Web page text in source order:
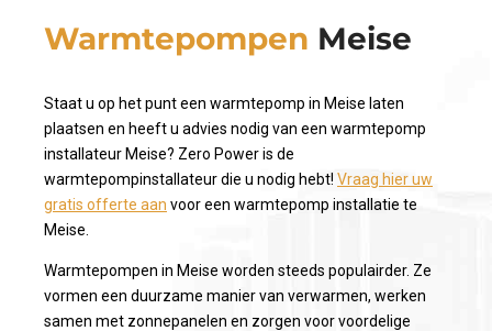
Warmtepompen Meise
Staat u op het punt een warmtepomp in Meise laten
plaatsen en heeft u advies nodig van een warmtepomp
installateur Meise? Zero Power is de
warmtepompinstallateur die u nodig hebt! Vraag hier uw
gratis offerte aan voor een warmtepomp installatie te
Meise.
Warmtepompen in Meise worden steeds populairder. Ze
vormen een duurzame manier van verwarmen, werken
samen met zonnepanelen en zorgen voor voordelige